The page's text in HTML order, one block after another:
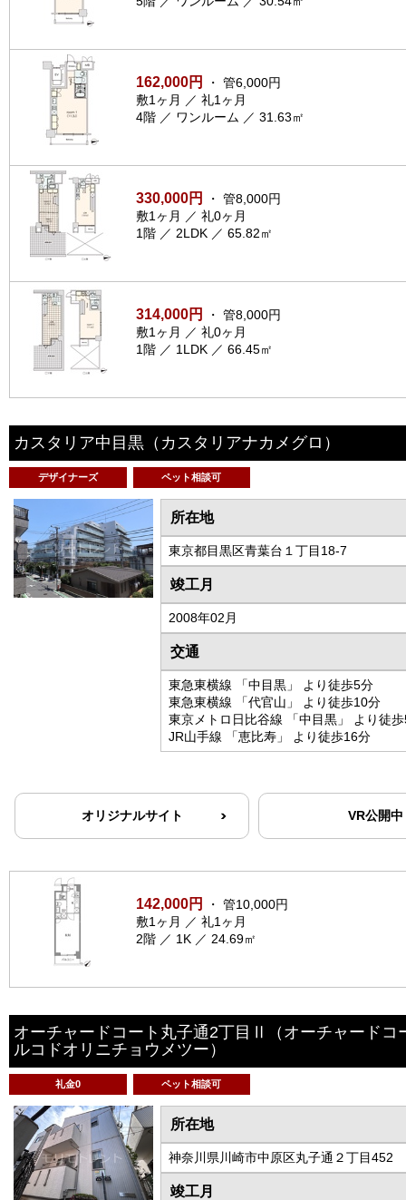
162,000円
・ 管6,000円
敷1ヶ月 ／ 礼1ヶ月
4階 ／ ワンルーム ／ 31.63㎡
330,000円
・ 管8,000円
敷1ヶ月 ／ 礼0ヶ月
1階 ／ 2LDK ／ 65.82㎡
314,000円
・ 管8,000円
敷1ヶ月 ／ 礼0ヶ月
1階 ／ 1LDK ／ 66.45㎡
カスタリア中目黒 （カスタリアナカメグロ）
デザイナーズ ペット相談可
所在地
東京都目黒区青葉台１丁目18-7
竣工月
2008年02月
交通
東急東横線 「中目黒」 より徒歩5分
東急東横線 「代官山」 より徒歩10分
東京メトロ日比谷線 「中目黒」 より徒
JR山手線 「恵比寿」 より徒歩16分
オリジナルサイト VR公開中
142,000円
・ 管10,000円
敷1ヶ月 ／ 礼1ヶ月
2階 ／ 1K ／ 24.69㎡
オーチャードコート丸子通2丁目Ⅱ
（オーチャードコ
ルコドオリニチョウメツー）
礼金0 ペット相談可
所在地
神奈川県川崎市中原区丸子通２丁目452
竣工月